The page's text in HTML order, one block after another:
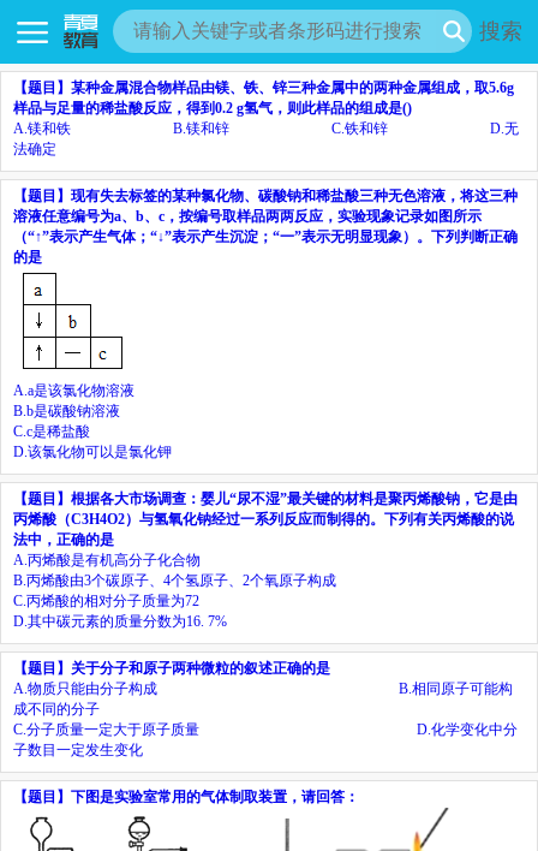
搜索
【题目】 某种金属混合物样品由镁、铁、锌三种金属中的两种金属组成，取5.6g
样品与足量的稀盐酸反应 ， 得到0.2 g氢气，则此样品的组成是()
A. 镁和铁 B. 镁和锌 C.铁和锌 D.无
法确定
【题目】 现有失去标签的某种氯化物、碳酸钠和稀盐酸三种无色溶液，将这三种
溶液任意编号为a、 b、 c ，按编号取样品两两反应，实验现象记录如图所示
（“↑”表示产生气体；“↓”表示产生沉淀；“一”表示无明显现象）。下列判断正确
的是
A. a是该氯化物溶液
B. b是碳酸钠溶液
C. c是稀盐酸
D. 该氯化物可以是氯化钾
【题目】 根据各大市场调查：婴儿“尿不湿”最关键的材料是聚丙烯酸钠，它是由
丙烯酸（C3H4O2）与氢氧化钠经过一系列反应而制得的。下列有关丙烯酸的说
法中，正确的是
A. 丙烯酸是有机高分子化合物
B. 丙烯酸由3个碳原子、 4个氢原子、 2个氧原子构成
C. 丙烯酸的相对分子质量为72
D. 其中碳元素的质量分数为16. 7%
【题目】 关于分子和原子两种微粒的叙述正确的是
A. 物质只能由分子构成 B.相同原子可能构
成不同的分子
C. 分子质量一定大于原子质量 D. 化学变化中分
子数目一定发生变化
【题目】 下图是实验室常用的气体制取装置，请回答：